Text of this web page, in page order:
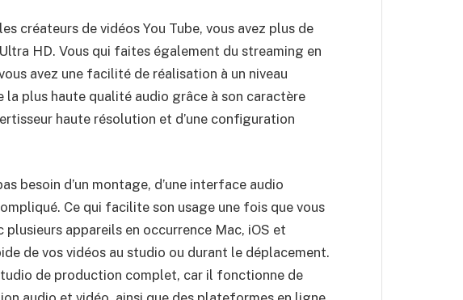
créateurs de vidéos You Tube, vous avez plus de
HD. Vous qui faites également du streaming en
avez une facilité de réalisation à un niveau
plus haute qualité audio grâce à son caractère
haute résolution et d’une configuration
besoin d’un montage, d’une interface audio
Ce qui facilite son usage une fois que vous
appareils en occurrence Mac, iOS et
de vos vidéos au studio ou durant le déplacement.
de production complet, car il fonctionne de